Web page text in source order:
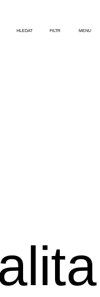
HLEDAT FILTR MENU